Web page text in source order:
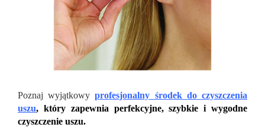
Poznaj wyjątkowyprofesjonalny środek do czyszczenia
uszu, który zapewnia perfekcyjne, szybkie i wygodne
czyszczenie uszu.